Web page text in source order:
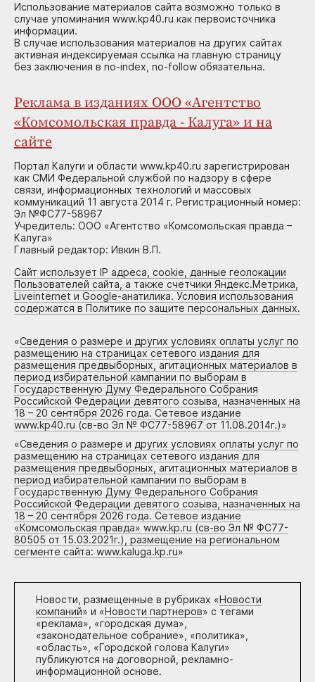
Использование материалов сайта возможно только в
случае упоминания www.kp40.ru как первоисточника
информации.
В случае использования материалов на других сайтах
активная индексируемая ссылка на главную страницу
без заключения в no-index, no-follow обязательна.
Реклама в изданиях ООО «Агентство
«Комсомольская правда - Калуга» и на
сайте
Портал Калуги и области www.kp40.ru зарегистрирован
как СМИ Федеральной службой по надзору в сфере
связи, информационных технологий и массовых
коммуникаций 11 августа 2014 г. Регистрационный номер:
Эл №ФС77-58967
Учредитель: ООО «Агентство «Комсомольская правда –
Калуга»
Главный редактор: Ивкин В.П.
Сайт использует IP адреса, cookie, данные геолокации
Пользователей сайта, а также счетчики Яндекс.Метрика,
Liveinternet и Google-анатилика. Условия использования
содержатся в Политике по защите персональных данных.
«Сведения о размере и других условиях оплаты услуг по
размещению на страницах сетевого издания для
размещения предвыборных, агитационных материалов в
период избирательной кампании по выборам в
Государственную Думу Федерального Собрания
Российской Федерации девятого созыва, назначенных на
18 – 20 сентября 2026 года. Сетевое издание
www.kp40.ru (св-во Эл № ФС77-58967 от 11.08.2014г.)»
«Сведения о размере и других условиях оплаты услуг по
размещению на страницах сетевого издания для
размещения предвыборных, агитационных материалов в
период избирательной кампании по выборам в
Государственную Думу Федерального Собрания
Российской Федерации девятого созыва, назначенных на
18 – 20 сентября 2026 года. Сетевое издание
«Комсомольская правда» www.kp.ru (св-во Эл № ФС77-
80505 от 15.03.2021г.), размещение на региональном
сегменте сайта: www.kaluga.kp.ru»
Новости, размещенные в рубриках «Новости
компаний» и «Новости партнеров» с тегами
«реклама», «городская дума»,
«законодательное собрание», «политика»,
«область», «Городской голова Калуги»
публикуются на договорной, рекламно-
информационной основе.